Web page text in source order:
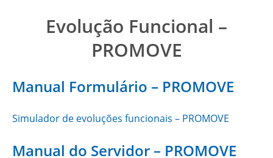
Evolução Funcional –
PROMOVE
Manual Formulário – PROMOVE
Simulador de evoluções funcionais – PROMOVE
Manual do Servidor – PROMOVE